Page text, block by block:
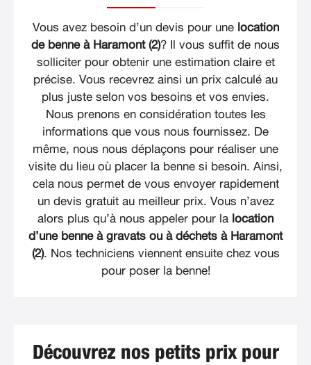
Vous avez besoin d’un devis pour une location
de benne à Haramont (2)? Il vous suffit de nous
solliciter pour obtenir une estimation claire et
précise. Vous recevrez ainsi un prix calculé au
plus juste selon vos besoins et vos envies.
Nous prenons en considération toutes les
informations que vous nous fournissez. De
même, nous nous déplaçons pour réaliser une
visite du lieu où placer la benne si besoin. Ainsi,
cela nous permet de vous envoyer rapidement
un devis gratuit au meilleur prix. Vous n’avez
alors plus qu’à nous appeler pour la location
d’une benne à gravats ou à déchets à Haramont
(2). Nos techniciens viennent ensuite chez vous
pour poser la benne!
Découvrez nos petits prix pour